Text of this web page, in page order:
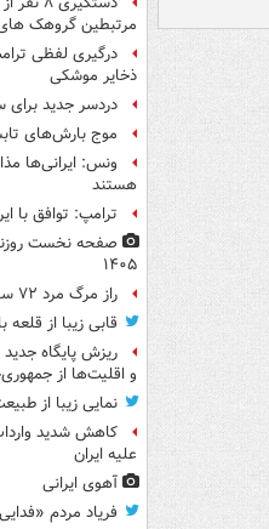
مرتبطین گروهک
درگیری لفظی
ذخایر موشکی
دردسر جدید برای
موج بارش‌های تابستانه
ونس: ایرانی‌ها
هستند
ترامپ: توافق با
۱۴۰۵
راز مرگ مرد ۷۲ ساله در تهرانپارس فاش شد
قابی زیبا از
ریزش پایگاه
و اقلیت‌ها از
نمایی زیبا از
کاهش شدید
علیه ایران
آهوی ایرانی
فریاد مردم